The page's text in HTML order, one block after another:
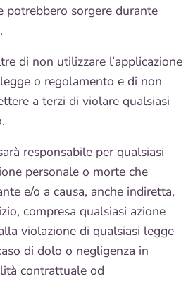
potrebbero sorgere durante
di non utilizzare l’applicazione
o regolamento e di non
a terzi di violare qualsiasi
responsabile per qualsiasi
personale o morte che
e/o a causa, anche indiretta,
compresa qualsiasi azione
violazione di qualsiasi legge
di dolo o negligenza in
contrattuale od